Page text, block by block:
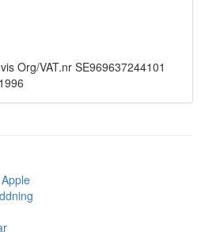
Org/VAT.nr SE969637244101